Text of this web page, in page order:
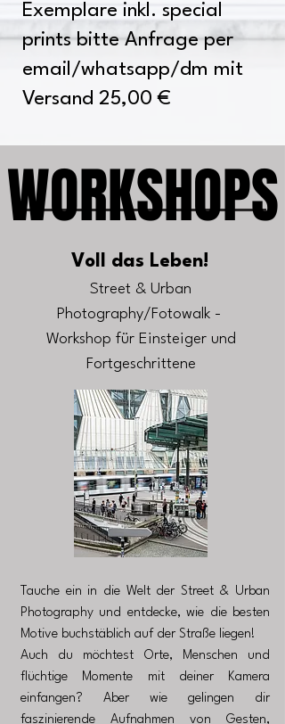
Exemplare inkl. special
prints bitte Anfrage per
email/whatsapp/dm mit
Versand 25,00 €
WORKSHOPS
WORKSHOPS
Voll das Leben!
Street & Urban
Photography/Fotowalk -
Workshop für Einsteiger und
Fortgeschrittene
Tauche ein in die Welt der Street & Urban
Photography und entdecke, wie die besten
Motive buchstäblich auf der Straße liegen!
Auch du möchtest Orte, Menschen und
flüchtige Momente mit deiner Kamera
einfangen? Aber wie gelingen dir
faszinierende Aufnahmen von Gesten,